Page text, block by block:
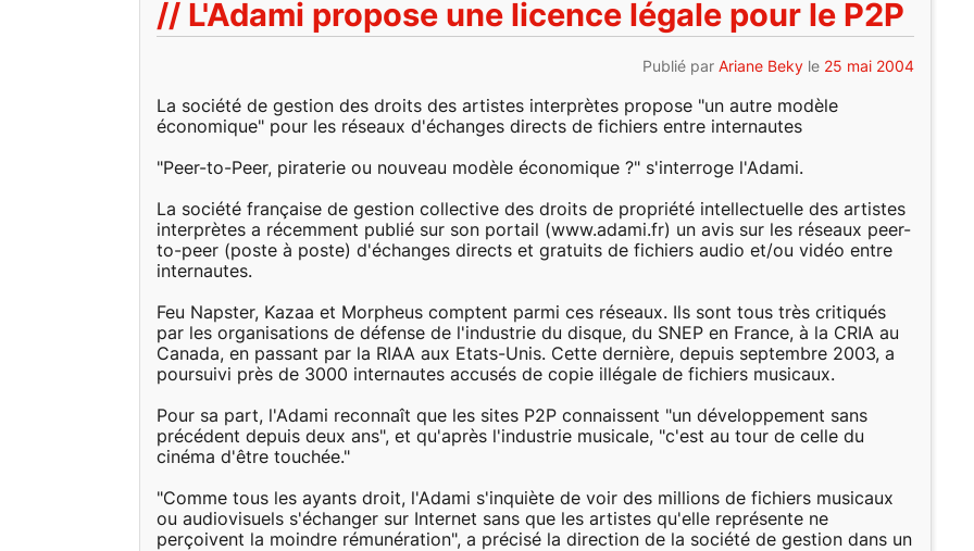
// L'Adami propose une licence légale pour le P2P
Publié par Ariane Beky le 25 mai 2004
La société de gestion des droits des artistes interprètes propose "un autre modèle
économique" pour les réseaux d'échanges directs de fichiers entre internautes
"Peer-to-Peer, piraterie ou nouveau modèle économique ?" s'interroge l'Adami.
La société française de gestion collective des droits de propriété intellectuelle des artistes
interprètes a récemment publié sur son portail (www.adami.fr) un avis sur les réseaux peer-
to-peer (poste à poste) d'échanges directs et gratuits de fichiers audio et/ou vidéo entre
internautes.
Feu Napster, Kazaa et Morpheus comptent parmi ces réseaux. Ils sont tous très critiqués
par les organisations de défense de l'industrie du disque, du SNEP en France, à la CRIA au
Canada, en passant par la RIAA aux Etats-Unis. Cette dernière, depuis septembre 2003, a
poursuivi près de 3000 internautes accusés de copie illégale de fichiers musicaux.
Pour sa part, l'Adami reconnaît que les sites P2P connaissent "un développement sans
précédent depuis deux ans", et qu'après l'industrie musicale, "c'est au tour de celle du
cinéma d'être touchée."
"Comme tous les ayants droit, l'Adami s'inquiète de voir des millions de fichiers musicaux
ou audiovisuels s'échanger sur Internet sans que les artistes qu'elle représente ne
perçoivent la moindre rémunération", a précisé la direction de la société de gestion dans un